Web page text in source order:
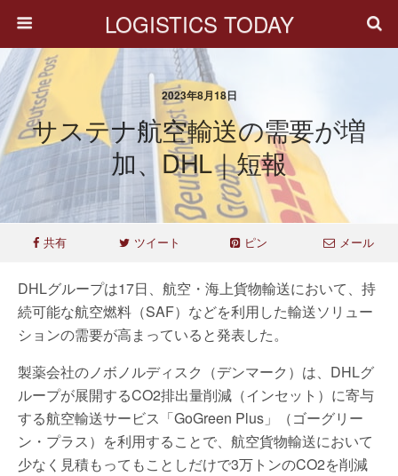
LOGISTICS TODAY
2023年8月18日
サステナ航空輸送の需要が増
加、DHL｜短報
共有 ツイート ピン メール
DHLグループは17日、航空・海上貨物輸送において、持
続可能な航空燃料（SAF）などを利用した輸送ソリュー
ションの需要が高まっていると発表した。
製薬会社のノボノルディスク（デンマーク）は、DHLグ
ループが展開するCO2排出量削減（インセット）に寄与
する航空輸送サービス「GoGreen Plus」（ゴーグリー
ン・プラス）を利用することで、航空貨物輸送において
少なく見積もってもことしだけで3万トンのCO2を削減